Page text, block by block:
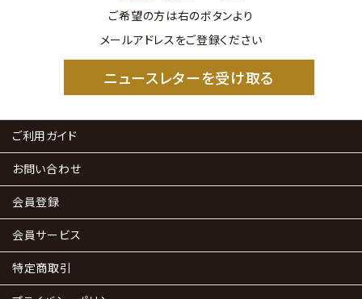
ご希望の方は右のボタンより
メールアドレスをご登録ください
ニュースレターを受け取る
ご利用ガイド
お問い合わせ
会員登録
会員サービス
特定商取引